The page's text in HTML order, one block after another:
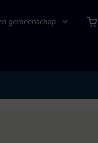
gemeenschap